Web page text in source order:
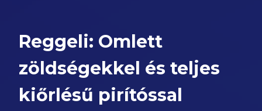
Reggeli: Omlett
zöldségekkel és teljes
kiőrlésű pirítóssal